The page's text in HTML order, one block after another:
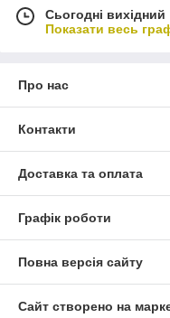
Сьогодні вихідний
Показати весь
Про нас
Контакти
Доставка та оплата
Графік роботи
Повна версія сайту
Сайт створено на